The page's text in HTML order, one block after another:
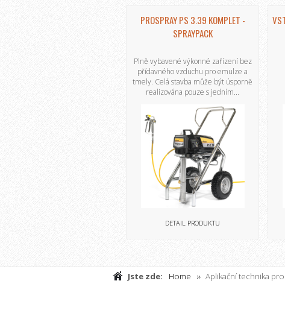
PROSPRAY PS 3.39 KOMPLET -
SPRAYPACK
Plně vybavené výkonné zařízení bez
přídavného vzduchu pro emulze a
tmely. Celá stavba může být úsporně
realizována pouze s jedním...
DETAIL PRODUKTU
Jste zde: Home Aplikační technika